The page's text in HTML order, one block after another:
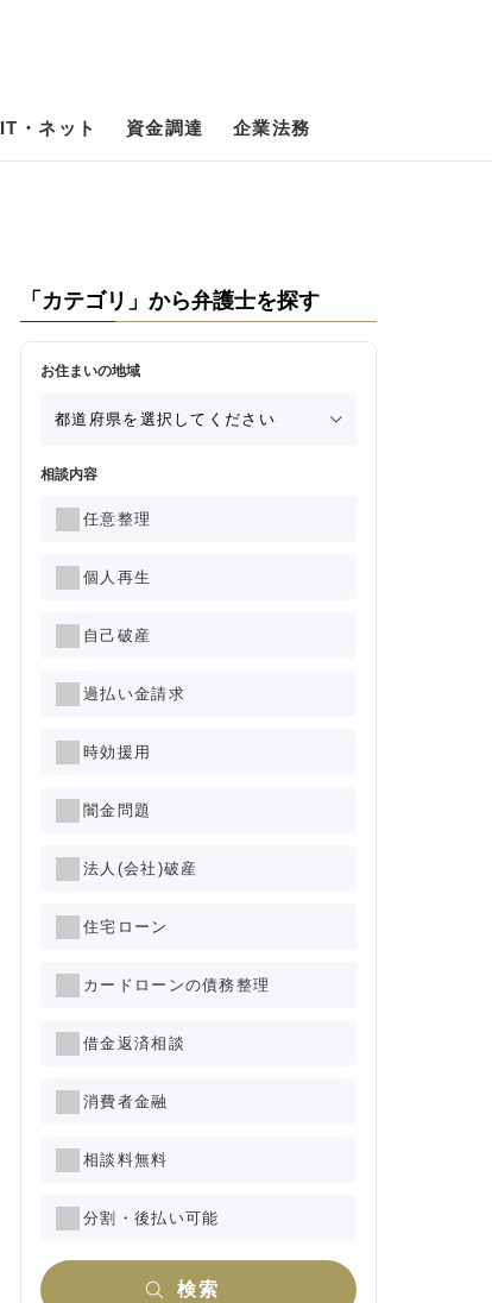
IT・ネット 資金調達 企業法務
「カテゴリ」から弁護士を探す
お住まいの地域
相談内容
任意整理
個人再生
自己破産
過払い金請求
時効援用
闇金問題
法人(会社)破産
住宅ローン
カードローンの債務整理
借金返済相談
消費者金融
相談料無料
分割・後払い可能
検索